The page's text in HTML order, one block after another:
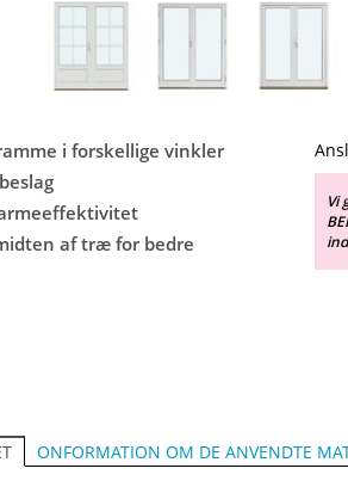
i forskellige vinkler
af træ for bedre
Vi
ONFORMATION OM DE ANVENDTE